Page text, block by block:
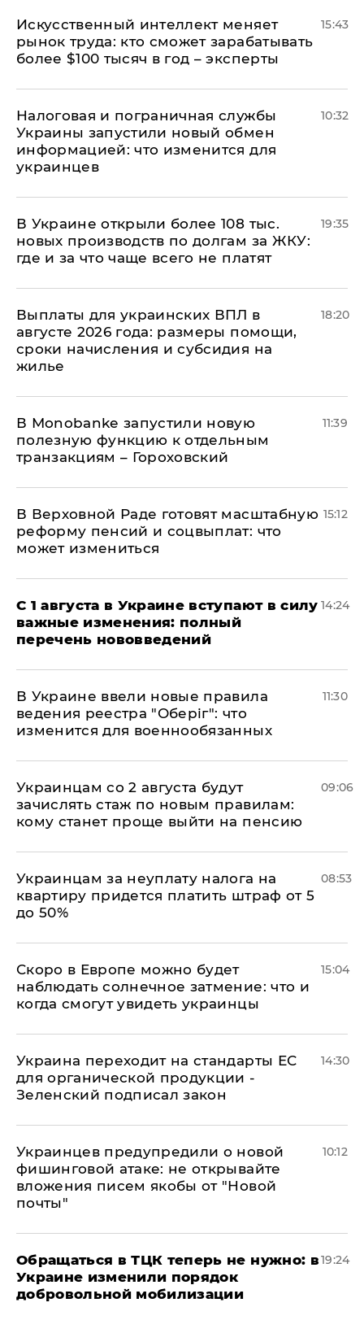
Искусственный интеллект меняет
рынок труда: кто сможет зарабатывать
более $100 тысяч в год – эксперты
15:43
Налоговая и пограничная службы
Украины запустили новый обмен
информацией: что изменится для
украинцев
10:32
В Украине открыли более 108 тыс.
новых производств по долгам за ЖКУ:
где и за что чаще всего не платят
19:35
Выплаты для украинских ВПЛ в
августе 2026 года: размеры помощи,
сроки начисления и субсидия на
жилье
18:20
В Мonobankе запустили новую
полезную функцию к отдельным
транзакциям – Гороховский
11:39
В Верховной Раде готовят масштабную
реформу пенсий и соцвыплат: что
может измениться
15:12
С 1 августа в Украине вступают в силу
важные изменения: полный
перечень нововведений
14:24
В Украине ввели новые правила
ведения реестра "Оберіг": что
изменится для военнообязанных
11:30
Украинцам со 2 августа будут
зачислять стаж по новым правилам:
кому станет проще выйти на пенсию
09:06
Украинцам за неуплату налога на
квартиру придется платить штраф от 5
до 50%
08:53
Скоро в Европе можно будет
наблюдать солнечное затмение: что и
когда смогут увидеть украинцы
15:04
Украина переходит на стандарты ЕС
для органической продукции -
Зеленский подписал закон
14:30
Украинцев предупредили о новой
фишинговой атаке: не открывайте
вложения писем якобы от "Новой
почты"
10:12
Обращаться в ТЦК теперь не нужно: в
Украине изменили порядок
добровольной мобилизации
19:24